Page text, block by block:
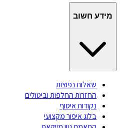
מידע חשוב
שאלות נפוצות
החזרות החלפות וביטולים
נקודות איסוף
בלוג איפור מקצועי